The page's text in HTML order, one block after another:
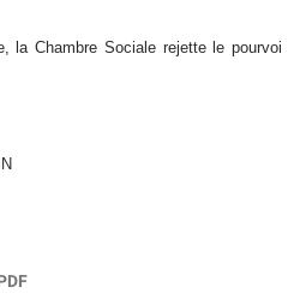
la Chambre Sociale rejette le pourvoi